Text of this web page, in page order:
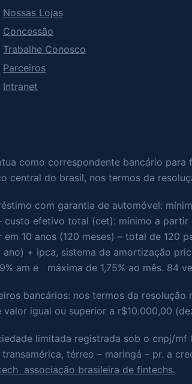
Nossas Lojas
Concessão
Trabalhe Conosco
Parceiros
Intranet
como correspondente bancário
central do brasil, nos termos da
com garantia de automóvel:
custo efetivo total (cet): mínimo a
10 anos (120 meses) – total de 120
ano) + ipca, sistema de amortização
am e máxima de 1,75% ao mês. 84
bancários: nos termos da
igual ou superior a r$10.000,00
limitada registrada sob o cnpj/
térreo – maringá – pr. a
associação brasileira de fintechs.